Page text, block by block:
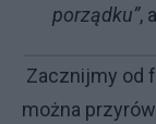
porządku”,
Zacznijmy od
można